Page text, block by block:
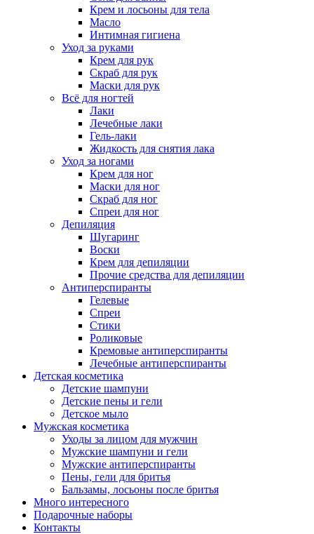
Крем и лосьоны для тела
Масло
Интимная гигиена
Уход за руками
Крем для рук
Скраб для рук
Маски для рук
Всё для ногтей
Лаки
Лечебные лаки
Гель-лаки
Жидкость для снятия лака
Уход за ногами
Крем для ног
Маски для ног
Скраб для ног
Спреи для ног
Депиляция
Шугаринг
Воски
Крем для депиляции
Прочие средства для депиляции
Антиперспиранты
Гелевые
Спреи
Стики
Роликовые
Кремовые антиперспиранты
Лечебные антиперспиранты
Детская косметика
Детские шампуни
Детские пены и гели
Детское мыло
Мужская косметика
Уходы за лицом для мужчин
Мужские шампуни и гели
Мужские антиперспиранты
Пены, гели для бритья
Бальзамы, лосьоны после бритья
Много интересного
Подарочные наборы
Контакты